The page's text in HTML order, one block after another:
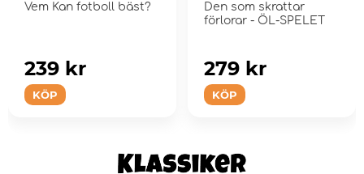
Vem Kan fotboll bäst?
KÖP
239 kr
Den som skrattar
förlorar - ÖL-SPELET
KÖP
279 kr